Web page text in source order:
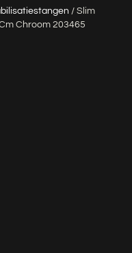
/ Slim
Chroom 203465